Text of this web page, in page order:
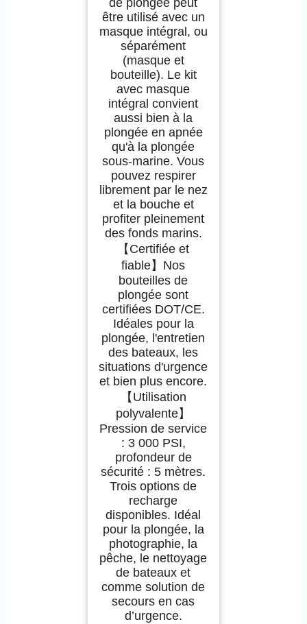
de plongée peut
être utilisé avec un
masque intégral, ou
séparément
(masque et
bouteille). Le kit
avec masque
intégral convient
aussi bien à la
plongée en apnée
qu'à la plongée
sous-marine. Vous
pouvez respirer
librement par le nez
et la bouche et
profiter pleinement
des fonds marins.
【Certifiée et
fiable】Nos
bouteilles de
plongée sont
certifiées DOT/CE.
Idéales pour la
plongée, l'entretien
des bateaux, les
situations d'urgence
et bien plus encore.
【Utilisation
polyvalente】
Pression de service
: 3 000 PSI,
profondeur de
sécurité : 5 mètres.
Trois options de
recharge
disponibles. Idéal
pour la plongée, la
photographie, la
pêche, le nettoyage
de bateaux et
comme solution de
secours en cas
d’urgence.